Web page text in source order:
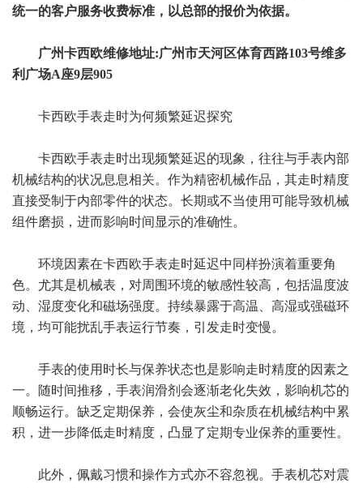
统一的客户服务收费标准，以总部的报价为依据。
广州卡西欧维修地址:广州市天河区体育西路103号维多
利广场A座9层905
卡西欧手表走时为何频繁延迟探究
卡西欧手表走时出现频繁延迟的现象，往往与手表内部
机械结构的状况息息相关。作为精密机械作品，其走时精度
直接受制于内部零件的状态。长期或不当使用可能导致机械
组件磨损，进而影响时间显示的准确性。
环境因素在卡西欧手表走时延迟中同样扮演着重要角
色。尤其是机械表，对周围环境的敏感性较高，包括温度波
动、湿度变化和磁场强度。持续暴露于高温、高湿或强磁环
境，均可能扰乱手表运行节奏，引发走时变慢。
手表的使用时长与保养状态也是影响走时精度的因素之
一。随时间推移，手表润滑剂会逐渐老化失效，影响机芯的
顺畅运行。缺乏定期保养，会使灰尘和杂质在机械结构中累
积，进一步降低走时精度，凸显了定期专业保养的重要性。
此外，佩戴习惯和操作方式亦不容忽视。手表机芯对震